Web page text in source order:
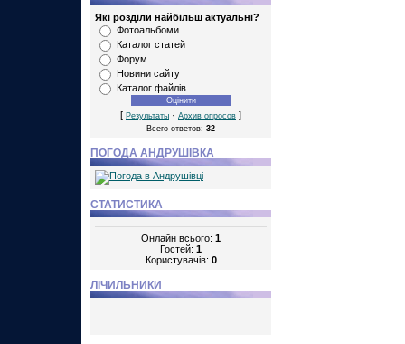
Які розділи найбільш актуальні?
Фотоальбоми
Каталог статей
Форум
Новини сайту
Каталог файлів
[ Результаты · Архив опросов ]
Всего ответов: 32
ПОГОДА АНДРУШІВКА
СТАТИСТИКА
Онлайн всього: 1
Гостей: 1
Користувачів: 0
ЛІЧИЛЬНИКИ